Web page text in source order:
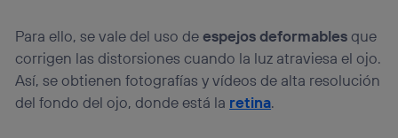
Para ello, se vale del uso deespejos deformablesque
corrigen las distorsiones cuando la luz atraviesa el ojo.
Así, se obtienen fotografías y vídeos de alta resolución
del fondo del ojo, donde está la retina.
identificador. Típicamente:
Si utilizas unaconexión de banda ancha(p. ej., Wi-Fi),
el marketing o análisis se realizará en función de las
actividades de navegación de los miembros del hogar
que hayan dado su consentimiento.